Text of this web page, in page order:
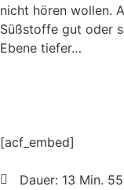
nicht hören wollen.
Süßstoffe gut oder
Ebene tiefer…
[acf_embed]
Dauer: 13 Min.